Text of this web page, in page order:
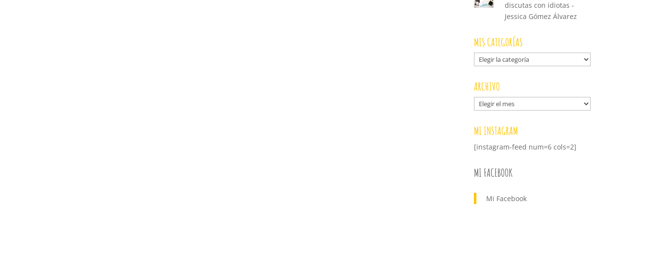
discutas con idiotas -
Jessica Gómez Álvarez
MIS CATEGORÍAS
Mis
categorías
ARCHIVO
Archivo
MI INSTAGRAM
[instagram-feed num=6 cols=2]
MI FACEBOOK
Mi Facebook